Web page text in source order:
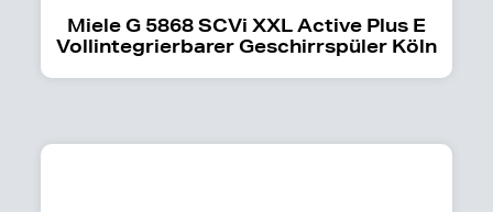
Miele G 5868 SCVi XXL Active Plus E
Vollintegrierbarer Geschirrspüler Köln